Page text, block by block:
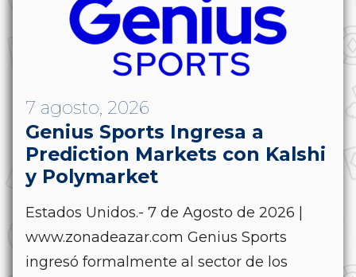
7 agosto, 2026
Genius Sports Ingresa a
Prediction Markets con Kalshi
y Polymarket
Estados Unidos.- 7 de Agosto de 2026 |
www.zonadeazar.com Genius Sports
ingresó formalmente al sector de los